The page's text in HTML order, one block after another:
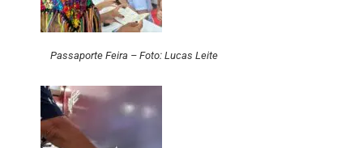
Passaporte Feira – Foto: Lucas Leite